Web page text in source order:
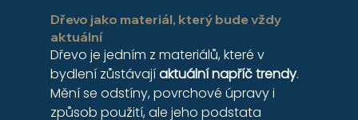
Dřevo jako materiál, který bude vždy
aktuální
Dřevo je jedním z materiálů, které v
bydlení zůstávají aktuální napříč trendy.
Mění se odstíny, povrchové úpravy i
způsob použití, ale jeho podstata